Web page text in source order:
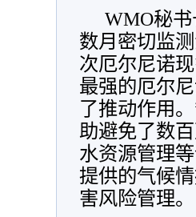
WMO秘
数月密切监
次厄尔尼诺
最强的厄尔
了推动作用
助避免了数
水资源管理
提供的气候
害风险管理。